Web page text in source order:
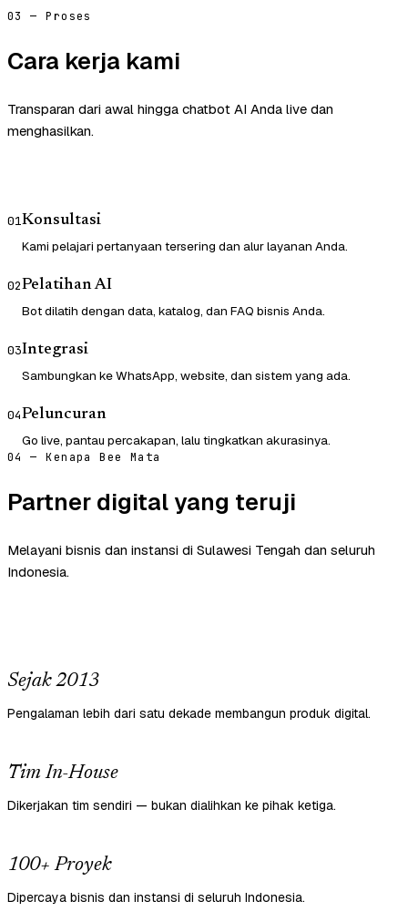
03 — Proses
Cara kerja kami
Transparan dari awal hingga chatbot AI Anda live dan
menghasilkan.
01Konsultasi
Kami pelajari pertanyaan tersering dan alur layanan Anda.
02Pelatihan AI
Bot dilatih dengan data, katalog, dan FAQ bisnis Anda.
03Integrasi
Sambungkan ke WhatsApp, website, dan sistem yang ada.
04Peluncuran
Go live, pantau percakapan, lalu tingkatkan akurasinya.
04 — Kenapa Bee Mata
Partner digital yang teruji
Melayani bisnis dan instansi di Sulawesi Tengah dan seluruh
Indonesia.
Sejak 2013
Pengalaman lebih dari satu dekade membangun produk digital.
Tim In-House
Dikerjakan tim sendiri — bukan dialihkan ke pihak ketiga.
100+ Proyek
Dipercaya bisnis dan instansi di seluruh Indonesia.